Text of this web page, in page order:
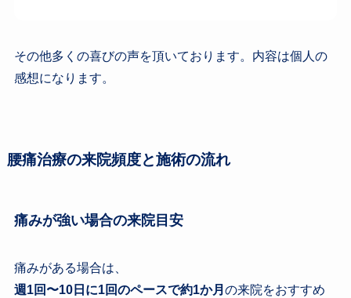
その他多くの喜びの声を頂いております。内容は個人の
感想になります。
腰痛治療の来院頻度と施術の流れ
痛みが強い場合の来院目安
痛みがある場合は、
週1回〜10日に1回のペースで約1か月 の来院をおすすめ